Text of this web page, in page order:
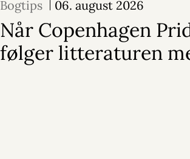
Bogtips 06. august 2026
Når Copenhagen
følger litteraturen